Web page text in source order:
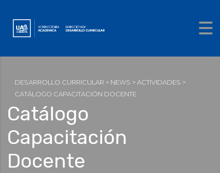
Catálogo
Capacitación
Docente
DESARROLLO CURRICULAR > NEWS >ACTIVIDADES >
CATÁLOGO CAPACITACIÓN DOCENTE